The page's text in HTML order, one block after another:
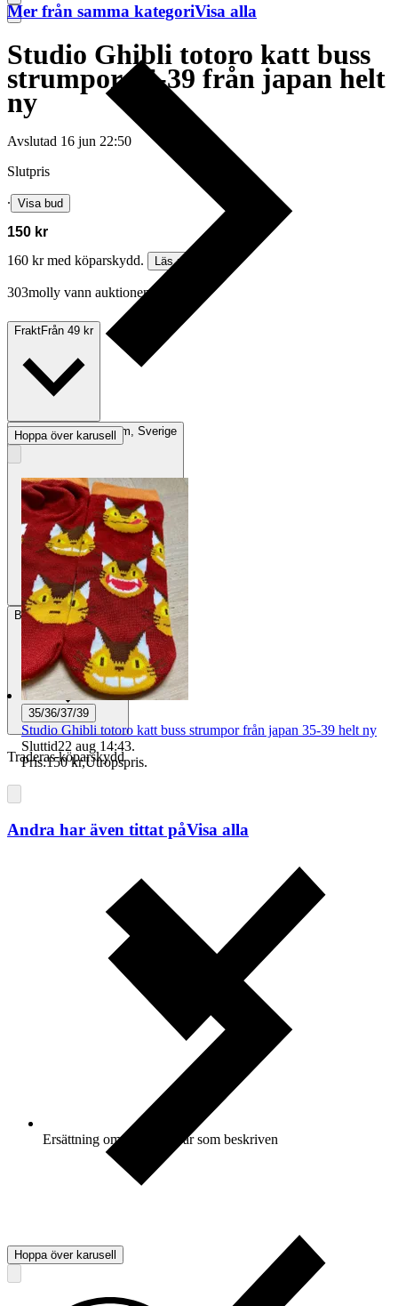
Studio Ghibli totoro katt buss
strumpor 35-39 från japan helt
ny
Avslutad 16 jun 22:50
Slutpris
∙ Visa bud
150 kr
160 kr med köparskydd.
Läs mer
303molly vann auktionen
FraktFrån 49 kr
AvhämtningStockholm, Sverige
Betalning Via Tradera
Traderas köparskydd
Ersättning om varan inte är som beskriven
Mer från samma kategoriVisa alla
Hoppa över karusell
35/36/37/39
Studio Ghibli totoro katt buss strumpor från japan 35-39 helt ny
Sluttid22 aug 14:43.
Pris:150 kr,Utropspris.
Andra har även tittat påVisa alla
Hoppa över karusell